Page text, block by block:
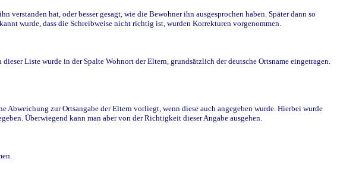
hat, oder besser gesagt, wie die Bewohner ihn ausgesprochen haben. Später dann so
wurde, dass die Schreibweise nicht richtig ist, wurden Korrekturen vorgenommen.
Liste wurde in der Spalte Wohnort der Eltern, grundsätzlich der deutsche Ortsname eingetragen.
Abweichung zur Ortsangabe der Eltern vorliegt, wenn diese auch angegeben wurde. Hierbei wurde
Überwiegend kann man aber von der Richtigkeit dieser Angabe ausgehen.